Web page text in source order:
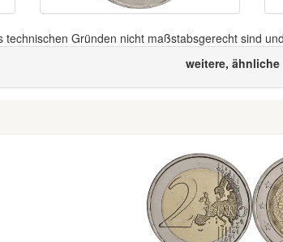
Gründen nicht maßstabsgerecht sind
weitere,